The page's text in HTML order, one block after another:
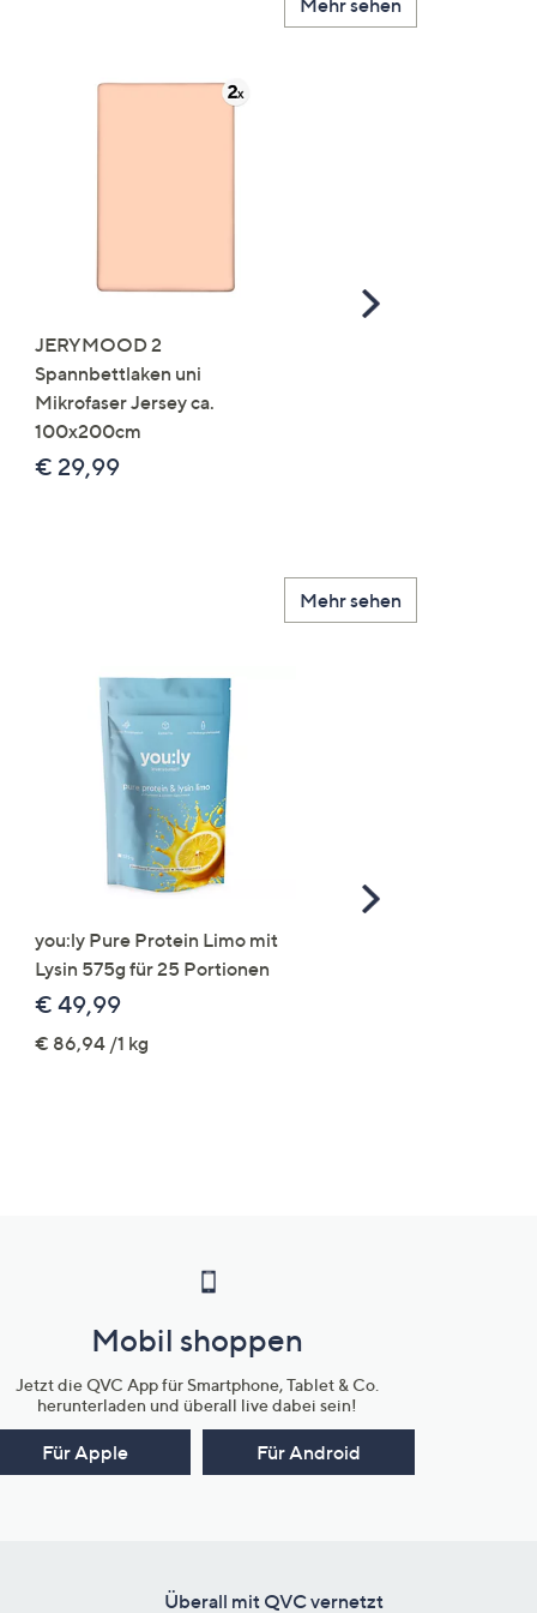
JERYMOOD 2
Spannbettlaken uni
Mikrofaser Jersey ca.
100x200cm
€ 29,99
Scroll
Right
Mehr sehen
you:ly Pure Protein Limo mit
Lysin 575g für 25 Portionen
€ 49,99
€ 86,94 /1 kg
Scroll
Right
Mobil shoppen
Jetzt die QVC App für Smartphone, Tablet & Co.
herunterladen und überall live dabei sein!
Für Apple Für Android
Überall mit QVC vernetzt